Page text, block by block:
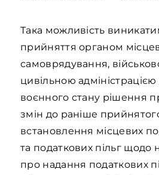
Така можливість
прийняття органом
самоврядування,
цивільною адміністрацією
воєнного стану рішення
змін до раніше
встановлення місцевих
та податкових пільг щодо
про надання податкових